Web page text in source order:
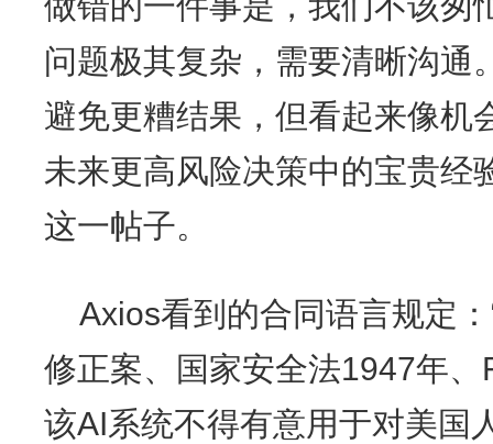
问题极其复杂，需要清晰沟通
避免更糟结果，但看起来像机
未来更高风险决策中的宝贵经
这一帖子。
Axios看到的合同语言规定
修正案、国家安全法1947年
该AI系统不得有意用于对美国